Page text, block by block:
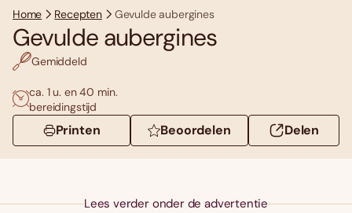
Home Recepten Gevulde aubergines
Gevulde aubergines
Gemiddeld
ca. 1 u. en 40 min.
bereidingstijd
Printen Beoordelen Delen
Lees verder onder de advertentie